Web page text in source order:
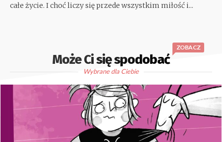
całe życie. I choć liczy się przede wszystkim miłość i...
Może Ci się spodobać
ZOBACZ
Wybrane dla Ciebie